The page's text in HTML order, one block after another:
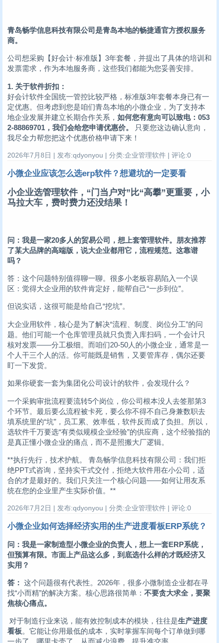
青岛畅学信息科技有限公司是青岛本地的畅捷通官方授权服务
商。
公司想采购【好会计·标准版】3年套餐，并提出了具体的培训和
发票需求，作为本地服务商，这些我们都能为您妥善安排。
1. 关于软件折扣：
好会计软件全国统一管控比较严格，标准版3年套餐本身已有一
定优惠。但考虑到您是咱们青岛本地的小微企业，为了支持本
地企业发展并建立长期合作关系， 如何您有意向可以致电：053
2-88869701，我们会给您申请优惠价。
只要您这边确认意向，
我尽全力帮您把这个优惠价格申请下来！
2026年7月8日 | 发布:qdyonyou | 分类:企业管理软件 | 评论:0
小微企业应该怎么选erp软件？想避坑的一定要看
小企业选管理软件，“门当户对”比“高攀”更重要，小
马拉大车，费时费力还没结果！
问：我是一家20多人的贸易公司，想上套管理软件。朋友推荐
了某大品牌的高端版，说大企业都用它，流程规范。这靠谱
吗？
答：这个问题特别值得聊一聊。很多小老板容易陷入一个误
区：觉得大企业用的软件肯定好，能帮自己“一步到位”。
但说实话，这很可能是给自己“挖坑”。
大企业用软件，核心是为了解决“流程、制度、岗位分工”的问
题。他们可能一个仓库管理员就只负责入库扫码，一个会计只
核对发票——分工极细。而咱们20-50人的小微企业，通常是一
个人干三个人的活。你可能既是销售，又要管库存，偶尔还要
盯一下发货。
如果你硬套一套为集团化公司设计的软件，会发现什么？
一个采购审批流程要流转5个岗位，你公司根本没人去签那第3
个环节。最后要么流程被卡死，要么你不得不自己身兼数职去
填系统里的“坑”，员工累、效率低，软件反而成了负担。所以，
选软件千万要选“有类似规模企业经验”的供应商，这个经验指的
是真正懂小微企业的痛点，而不是照搬大厂逻辑。
**执行先行，技术护航。 青岛畅学信息科技有限公司：我们拒
绝PPT式咨询，坚持实干式交付，拒绝大软件用在小公司，适
合的才是最好的。我们只关注一个核心问题——如何让用友系
统在您的企业里产生实际价值。**
2026年7月2日 | 发布:qdyonyou | 分类:企业管理软件 | 评论:0
小微企业如何选择经济实用的生产进度看板ERP系统？
问：我是一家制造型小微企业的负责人，想上一套ERP系统，
但预算有限。市面上产品这么多，到底选什么样的才既经济又
实用？
答： 这个问题很有代表性。2026年，很多小微制造企业都在寻
找“小而精”的解决方案。核心思路很简单： 不要贪大求全，要聚
焦核心痛点。
对于制造行业来说，能有效控制成本的模块，往往是生产进度
看板。它能让你用最低的成本，实时掌握车间每个订单做到哪